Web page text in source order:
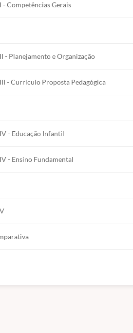
- Competências Gerais
- Planejamento e Organização
- Currículo Proposta Pedagógica
- Educação Infantil
- Ensino Fundamental